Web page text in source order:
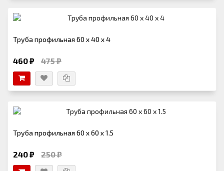
Труба профильная 60 х 40 х 4
460 ₽ 475 ₽
Труба профильная 60 х 60 х 1.5
240 ₽ 250 ₽